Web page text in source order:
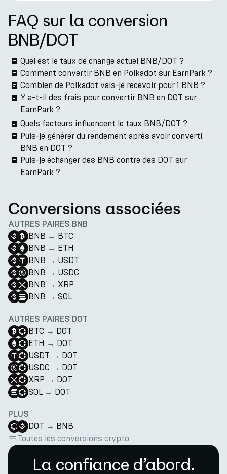
FAQ sur la conversion
BNB/DOT
Quel est le taux de change actuel BNB/DOT ?
Comment convertir BNB en Polkadot sur EarnPark ?
Combien de Polkadot vais-je recevoir pour 1 BNB ?
Y a-t-il des frais pour convertir BNB en DOT sur
EarnPark ?
Quels facteurs influencent le taux BNB/DOT ?
Puis-je générer du rendement après avoir converti
BNB en DOT ?
Puis-je échanger des BNB contre des DOT sur
EarnPark ?
Conversions associées
AUTRES PAIRES BNB
BNB → BTC
BNB → ETH
BNB → USDT
BNB → USDC
BNB → XRP
BNB → SOL
AUTRES PAIRES DOT
BTC → DOT
ETH → DOT
USDT → DOT
USDC → DOT
XRP → DOT
SOL → DOT
PLUS
DOT → BNB
Toutes les conversions crypto
La confiance d’abord.